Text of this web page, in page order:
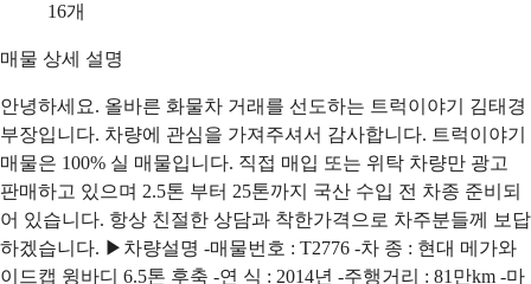
16개
매물 상세 설명
안녕하세요. 올바른 화물차 거래를 선도하는 트럭이야기 김태경
부장입니다. 차량에 관심을 가져주셔서 감사합니다. 트럭이야기
매물은 100% 실 매물입니다. 직접 매입 또는 위탁 차량만 광고
판매하고 있으며 2.5톤 부터 25톤까지 국산 수입 전 차종 준비되
어 있습니다. 항상 친절한 상담과 착한가격으로 차주분들께 보답
하겠습니다. ▶차량설명 -매물번호 : T2776 -차 종 : 현대 메가와
이드캡 윙바디 6.5톤 후축 -연 식 : 2014년 -주행거리 : 81만km -마